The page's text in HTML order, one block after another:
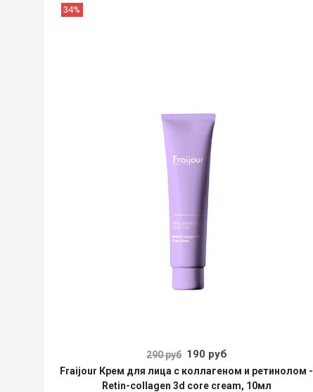
34%
290 руб 190 руб
Fraijour Крем для лица с коллагеном и ретинолом -
Retin-collagen 3d core cream, 10мл